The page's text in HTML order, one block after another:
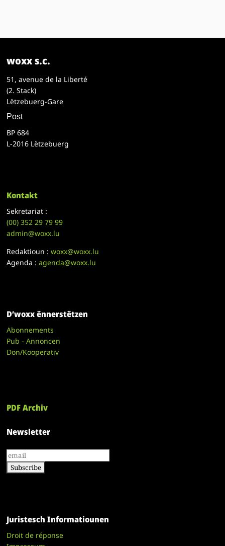
woxx s.c.
51, avenue de la Liberté
(2. Stack)
Lëtzebuerg-Gare
Post
BP 684
L-2016 Lëtzebuerg
Kontakt
Sekretariat :
(00)352 29 79 99
admin@woxx.lu
Redaktioun :woxx@woxx.lu
Agenda :agenda@woxx.lu
D’woxx ënnerstëtzen
Abonnements
Pub - Annoncen
Don/Kooperativ
PDF Archiv
Newsletter
Juristesch Informatiounen
Droit de réponse